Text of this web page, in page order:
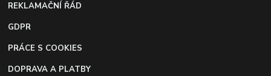
REKLAMAČNÍ ŘÁD
GDPR
PRÁCE S COOKIES
DOPRAVA A PLATBY